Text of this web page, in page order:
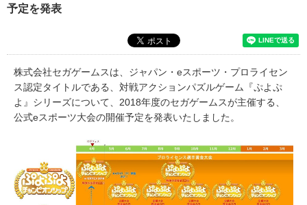
セガ ラッキーくじ
予定を発表
株式会社セガゲームスは、ジャパン・eスポーツ・プロライセン
ス認定タイトルである、対戦アクションパズルゲーム『ぷよぷ
よ』シリーズについて、2018年度のセガゲームスが主催する、
公式eスポーツ大会の開催予定を発表いたしました。